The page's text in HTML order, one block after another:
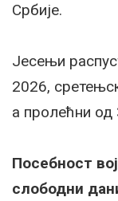
Србије.
Јесењи
2026,
а пролећни од
Посебност
слободни